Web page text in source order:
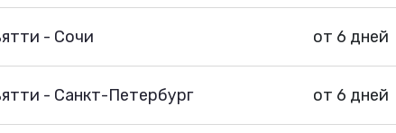
- Сочи от 6 дней
- Санкт-Петербург от 6 дней